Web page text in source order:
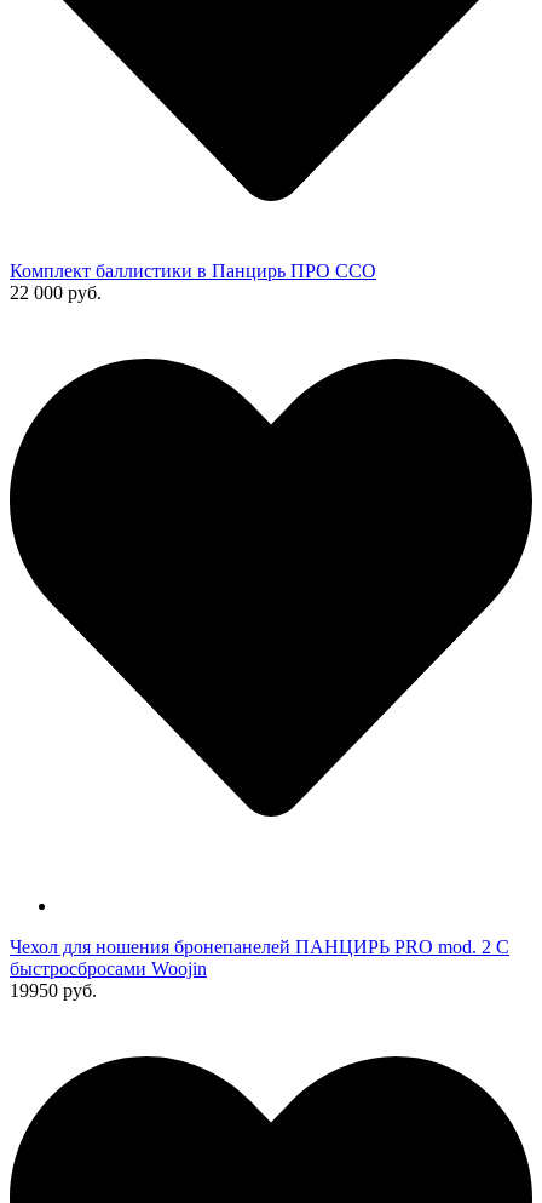
Комплект баллистики в Панцирь ПРО ССО
22 000 руб.
Чехол для ношения бронепанелей ПАНЦИРЬ PRO mod. 2 С
быстросбросами Woojin
19950 руб.